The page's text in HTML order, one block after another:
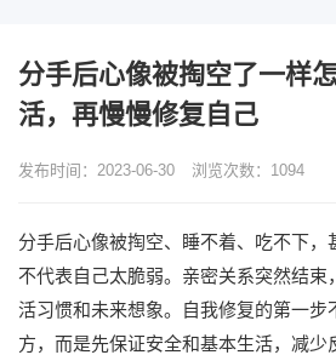
分手后心像被掏空了一样
活，再慢慢修复自己
发布时间：2023-06-30 浏览次数： 1094
分手后心像被掏空、睡不着、吃不下，
不代表自己太脆弱。亲密关系突然结束
活习惯和未来想象。自我修复的第一步
方，而是先保证安全和基本生活，减少